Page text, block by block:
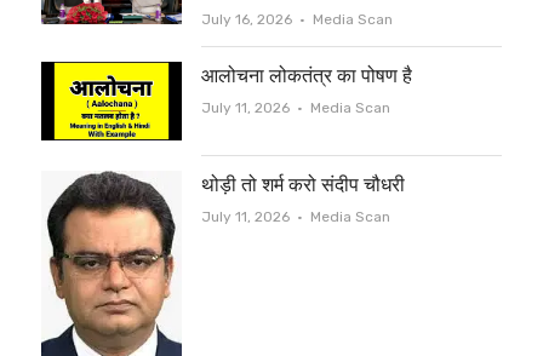
July 16, 2026 Author
Media Scan
आलोचना लोकतंत्र का पोषण है
July 11, 2026 Author
Media Scan
थोड़ी तो शर्म करो संदीप चौधरी
July 11, 2026 Author
Media Scan